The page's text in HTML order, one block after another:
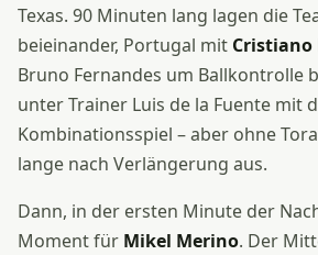
Texas. 90 Minuten lang lagen die
beieinander, Portugal mit Cristiano
Bruno Fernandes um Ballkontrolle
unter Trainer Luis de la Fuente mit
Kombinationsspiel – aber ohne
lange nach Verlängerung aus.
Dann, in der ersten Minute der
Moment für Mikel Merino. Der